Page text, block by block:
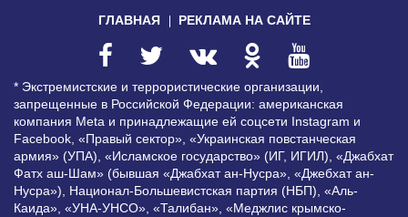
ГЛАВНАЯ РЕКЛАМА НА САЙТЕ
* Экстремистские и террористические организации,
запрещенные в Российской Федерации: американская
компания Meta и принадлежащие ей соцсети Instagram и
Facebook, «Правый сектор», «Украинская повстанческая
армия» (УПА), «Исламское государство» (ИГ, ИГИЛ), «Джабхат
Фатх аш-Шам» (бывшая «Джабхат ан-Нусра», «Джебхат ан-
Нусра»), Национал-Большевистская партия (НБП), «Аль-
Каида», «УНА-УНСО», «Талибан», «Меджлис крымско-